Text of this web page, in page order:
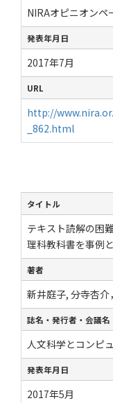
NIRAオピニオンペ
発表年月日
2017年7月
URL
http://
_862.html
タイトル
テキスト読解の困
理科教科書を事例
著者
新井庭子, 分寺杏
誌名・発行者・会議名
人文科学とコンピ
発表年月日
2017年5月